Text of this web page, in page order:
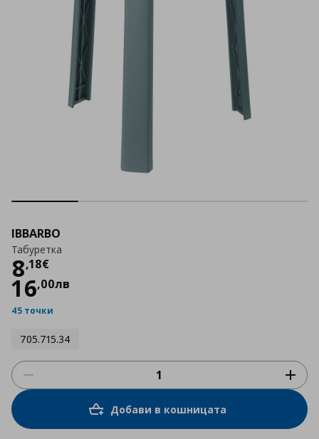
IBBARBO
Табуретка
8,18€
Цена
16,00лв
45 точки
705.715.34
Добави в кошницата